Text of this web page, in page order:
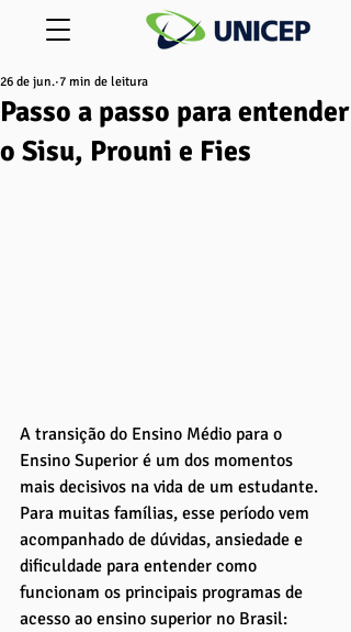
Passo a passo para entender
o Sisu, Prouni e Fies
26 de jun. 7 min de leitura
A transição do Ensino Médio para o
Ensino Superior é um dos momentos
mais decisivos na vida de um estudante.
Para muitas famílias, esse período vem
acompanhado de dúvidas, ansiedade e
dificuldade para entender como
funcionam os principais programas de
acesso ao ensino superior no Brasil: